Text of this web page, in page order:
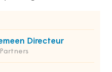
Directeur